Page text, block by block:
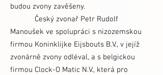
budou zvony zavěšeny.
Český zvonař Petr Rudolf
Manoušek ve spolupráci s nizozemskou
firmou Koninklijke Eijsbouts B.V., v jejíž
zvonárně zvony odléval, a s belgickou
firmou Clock-O Matic N.V., která pro